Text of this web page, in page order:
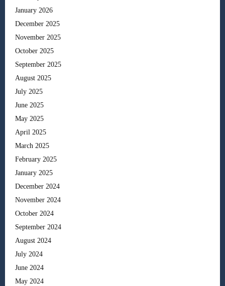
January 2026
December 2025
November 2025
October 2025
September 2025
August 2025
July 2025
June 2025
May 2025
April 2025
March 2025
February 2025
January 2025
December 2024
November 2024
October 2024
September 2024
August 2024
July 2024
June 2024
May 2024